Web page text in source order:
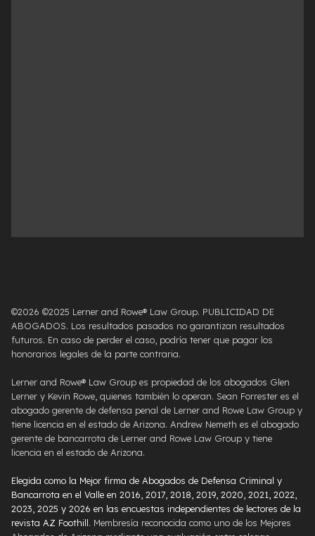
©2026 ©2025 Lerner and Rowe® Law Group. PUBLICIDAD DE
ABOGADOS. Los resultados pasados ​​no garantizan resultados
futuros. En caso de perder el caso, podría tener que pagar los
honorarios legales de la parte contraria.
Lerner and Rowe® Law Group es propiedad de los abogados Glen
Lerner y Kevin Rowe, quienes también lo operan. Sean Forrester es el
abogado gerente de defensa penal de Lerner and Rowe Law Group y
tiene licencia en el estado de Arizona. Andrew Nemeth es el abogado
gerente de bancarrota de Lerner and Rowe Law Group y tiene
licencia en el estado de Arizona.
Elegida como la Mejor firma de Abogados de Defensa Criminal y
Bancarrota en el Valle en 2016, 2017, 2018, 2019, 2020, 2021, 2022,
2023, 2025 y 2026 en las encuestas independientes de lectores de la
revista AZ Foothill. Membresía reconocida como uno de los Mejores